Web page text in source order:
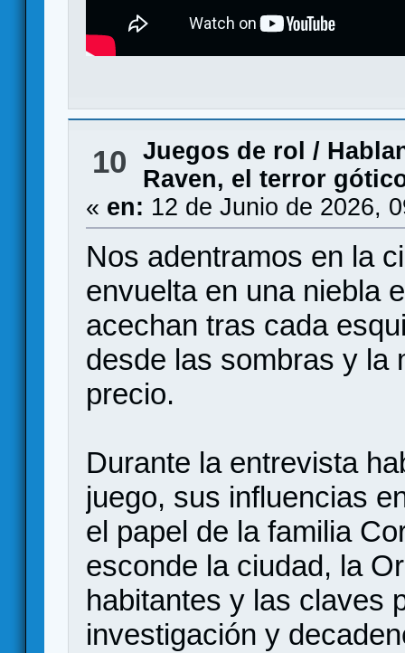
10 Juegos de rol /
Raven, el terror
« en: 12 de Junio de 2026,
Nos adentramos en la
envuelta en una niebla
acechan tras cada
desde las sombras y la
precio.
Durante la entrevista
juego, sus influencias
el papel de la familia
esconde la ciudad, la
habitantes y las claves
investigación y